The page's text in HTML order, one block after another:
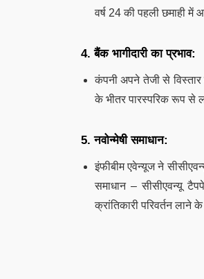
वर्ष 24 की पहली छमाही में
4. बैंक भागीदारी का प्रभाव:
कंपनी अपने तेजी से विस्तार
के भीतर पारस्परिक रूप से
5. नवोन्मेषी समाधान:
इंफीबीम एवेन्यूज ने
समाधान – सीसीएवन्यू
क्रांतिकारी परिवर्तन लाने